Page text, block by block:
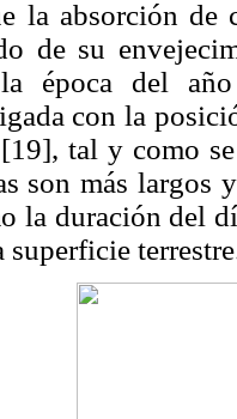
la absorción de
de su
época del
con la
tal y como
son más largos
la duración del
superficie